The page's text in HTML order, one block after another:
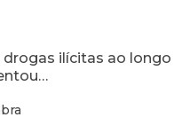
ilícitas ao longo